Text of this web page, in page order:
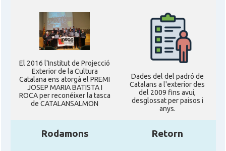
El 2016 l'Institut de Projecció
Exterior de la Cultura
Catalana ens atorgà el PREMI
JOSEP MARIA BATISTA I
ROCA per reconéixer la tasca
de CATALANSALMON
Dades del del padró de
Catalans a l'exterior des
del 2009 fins avui,
desglossat per paisos i
anys.
Rodamons Retorn